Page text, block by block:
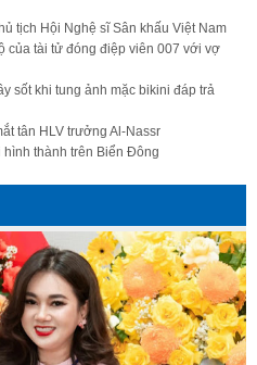
tịch Hội Nghệ sĩ Sân khấu Việt Nam
của tài tử đóng điệp viên 007 với vợ
sốt khi tung ảnh mặc bikini đáp trả
tân HLV trưởng Al-Nassr
thành trên Biển Đông